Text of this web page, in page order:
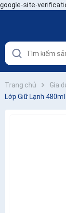
google-site-
Trang chủ Gia
Lớp Giữ Lạnh